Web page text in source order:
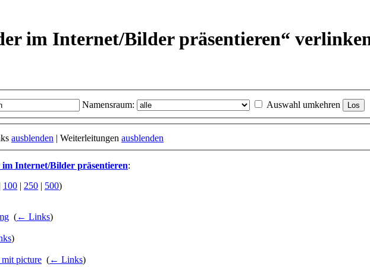
im Internet/Bilder präsentieren“
Namensraum:
Auswahl umkehren
ausblenden | Weiterleitungen ausblenden
Internet/Bilder präsentieren:
100 | 250 | 500)
(← Links)
)
picture (← Links)